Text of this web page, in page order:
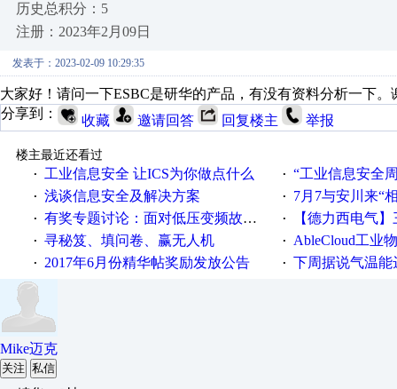
历史总积分：5
注册：2023年2月09日
发表于：2023-02-09 10:29:35
大家好！请问一下ESBC是研华的产品，有没有资料分析一下。
分享到：
收藏 邀请回答 回复楼主 举报
楼主最近还看过
·
工业信息安全 让ICS为你做点什么 · “工业信息安全周之我见”
· 浅谈信息安全及解决方案 · 7月7与安川来“
· 有奖专题讨论：面对低压变频故障，老手是这样解决的！ · 【德力西电气】三
· 寻秘笈、填问卷、赢无人机 · AbleCloud工业物联
· 2017年6月份精华帖奖励发放公告 · 下周据说气温能
Mike迈克
关注 私信